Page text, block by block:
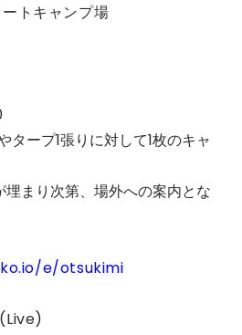
トキャンプ場
ープ1張りに対して1枚のキャ
まり次第、場外への案内とな
e/otsukimi